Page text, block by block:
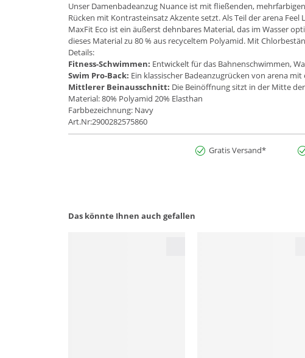
Unser Damenbadeanzug Nuance ist mit fließenden,
Rücken mit Kontrasteinsatz Akzente setzt. Als Teil der arena
MaxFit Eco ist ein äußerst dehnbares Material, das im Wasser
dieses Material zu 80 % aus recyceltem Polyamid. Mit
Details:
Fitness-Schwimmen: Entwickelt für das Bahnenschwimmen,
Swim Pro-Back: Ein klassischer Badeanzugrücken von arena
Mittlerer Beinausschnitt: Die Beinöffnung sitzt in der Mitte
Material: 80% Polyamid 20% Elasthan
Farbbezeichnung: Navy
Art.Nr:2900282575860
Gratis Versand*
Das könnte Ihnen auch gefallen